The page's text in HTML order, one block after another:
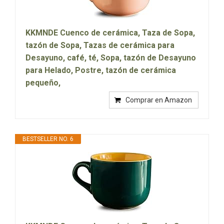
KKMNDE Cuenco de cerámica, Taza de Sopa,
tazón de Sopa, Tazas de cerámica para
Desayuno, café, té, Sopa, tazón de Desayuno
para Helado, Postre, tazón de cerámica
pequeño,
Comprar en Amazon
BESTSELLER NO. 6